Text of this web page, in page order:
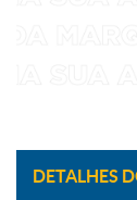
DETALHES